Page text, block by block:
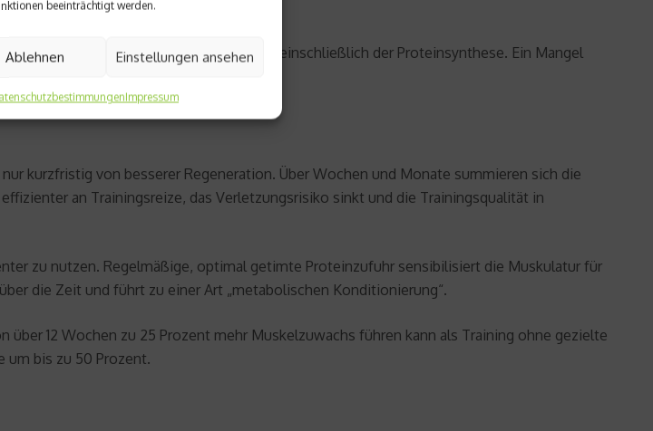
beeinträchtigt werden.
Ablehnen Einstellungen ansehen
Impressum
im Körper verantwortlich ist, einschließlich der Proteinsynthese. Ein Mangel
kurzfristig von besserer Regeneration. Über Wochen und Monate summieren sich die
an Trainingsreize, das Verletzungsrisiko sinkt und die Trainingsqualität in
zu nutzen. Regelmäßige, optimal getimte Proteinzufuhr sensibilisiert die Muskulatur für
die Zeit und führt zu einer Art „metabolischen Konditionierung“.
12 Wochen zu 25 Prozent mehr Muskelzuwachs führen kann als Training ohne gezielte
um bis zu 50 Prozent.